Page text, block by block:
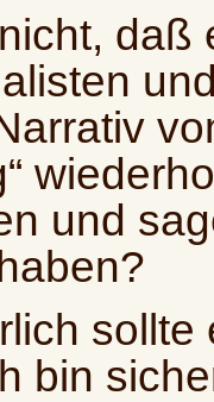
daß
und
sollte
bin